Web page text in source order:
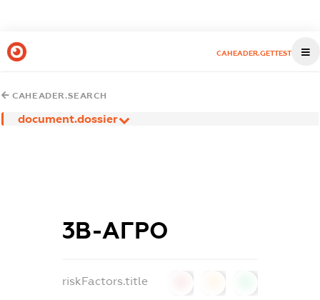
CAHEADER.GETTEST
CAHEADER.SEARCH
document.dossier
3В-АГРО
riskFactors.title